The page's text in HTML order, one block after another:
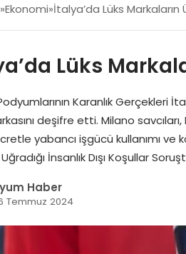
Ekonomi İtalya’da Lüks Markaların
Lüks
Karanlık Gerçekleri
deşifre etti. Milano
yabancı işgücü kullanımı ve
İnsanlık Dışı Koşullar
Haber
Temmuz 2024